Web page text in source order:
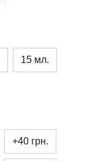
15 мл.
+40 грн.